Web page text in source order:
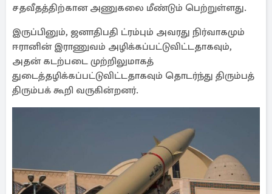
சதவீதத்திற்கான அணுகலை மீண்டும் பெற்றுள்ளது.
இருப்பினும், ஜனாதிபதி ட்ரம்பும் அவரது நிர்வாகமும்
ஈரானின் இராணுவம் அழிக்கப்பட்டுவிட்டதாகவும்,
அதன் கடற்படை முற்றிலுமாகத்
துடைத்தழிக்கப்பட்டுவிட்டதாகவும் தொடர்ந்து திரும்பத்
திரும்பக் கூறி வருகின்றனர்.